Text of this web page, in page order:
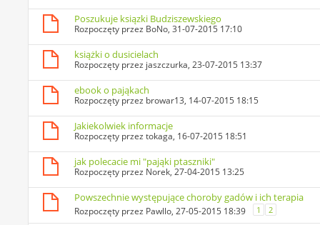
Poszukuje ksiązki Budziszewskiego
Rozpoczęty przez BoNo, 31-07-2015 17:10
książki o dusicielach
Rozpoczęty przez jaszczurka, 23-07-2015 13:37
ebook o pająkach
Rozpoczęty przez browar13, 14-07-2015 18:15
Jakiekolwiek informacje
Rozpoczęty przeztokaga, 16-07-2015 18:51
jak polecacie mi "pająki ptaszniki"
Rozpoczęty przez Norek, 27-04-2015 13:25
Powszechnie występujące choroby gadów i ich terapia
Rozpoczęty przez Pawllo, 27-05-2015 18:39 1 2